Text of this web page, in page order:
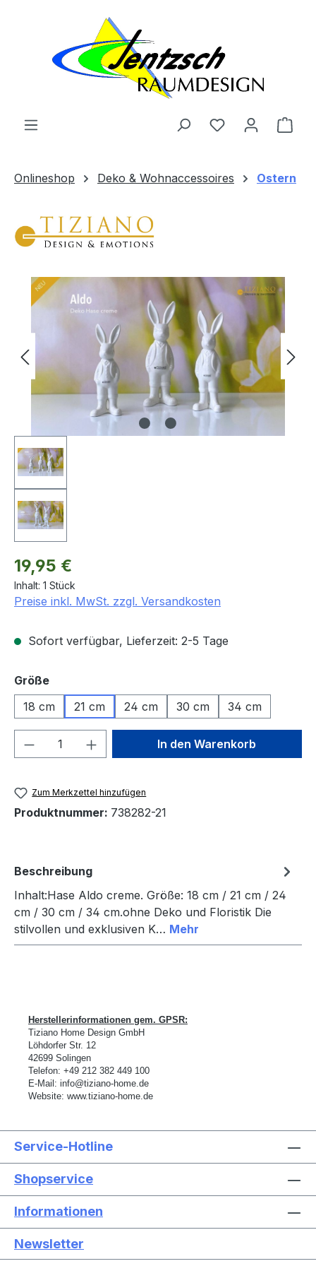
Zum Hauptinhalt springen
Onlineshop Deko & Wohnaccessoires Ostern
Bildergalerie überspringen
Regulärer Preis:
19,95 €
Inhalt: 1 Stück
Preise inkl. MwSt. zzgl. Versandkosten
Sofort verfügbar, Lieferzeit: 2-5 Tage
Größeauswählen
18 cm
21 cm 24 cm 30 cm 34 cm
Produkt Anzahl: Gib denIn den Warenkorb
Zum Merkzettel hinzufügen
Produktnummer: 738282-21
Beschreibung
Inhalt:Hase Aldo creme. Größe: 18 cm / 21 cm / 24
cm / 30 cm / 34 cm.ohne Deko und Floristik Die
stilvollen und exklusiven K… Mehr
Herstellerinformationen gem. GPSR:
Tiziano Home Design GmbH
öhdorfer Str. 12
42699 Solingen
Telefon: +49 212 382 449 100
E-Mail: info@tiziano-home.de
Website: www.tiziano-home.de
Service-Hotline
Shopservice
Informationen
Newsletter
Text vergrößern